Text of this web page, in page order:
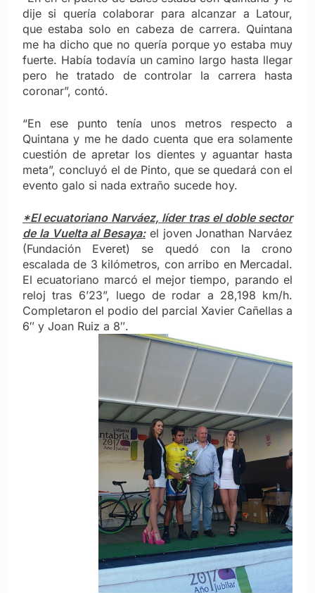
dije si quería colaborar para alcanzar a Latour,
que estaba solo en cabeza de carrera. Quintana
me ha dicho que no quería porque yo estaba muy
fuerte. Había todavía un camino largo hasta llegar
pero he tratado de controlar la carrera hasta
coronar”, contó.
“En ese punto tenía unos metros respecto a
Quintana y me he dado cuenta que era solamente
cuestión de apretar los dientes y aguantar hasta
meta”, concluyó el de Pinto, que se quedará con el
evento galo si nada extraño sucede hoy.
*El ecuatoriano Narváez, líder tras el doble sector
de la Vuelta al Besaya:el joven Jonathan Narváez
(Fundación Everet) se quedó con la crono
escalada de 3 kilómetros, con arribo en Mercadal.
El ecuatoriano marcó el mejor tiempo, parando el
reloj tras 6’23”, luego de rodar a 28,198 km/h.
Completaron el podio del parcial Xavier Cañellas a
6″ y Joan Ruiz a 8″.